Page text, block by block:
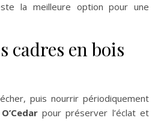
la meilleure option pour une
cadres en bois
puis nourrir périodiquement
O’Cedarpour préserver l’éclat et